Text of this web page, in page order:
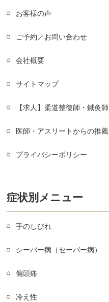
お客様の声
ご予約／お問い合わせ
会社概要
サイトマップ
【求人】柔道整復師・鍼灸師
医師・アスリートからの推薦
プライバシーポリシー
症状別メニュー
手のしびれ
シーバー病（セーバー病）
偏頭痛
冷え性